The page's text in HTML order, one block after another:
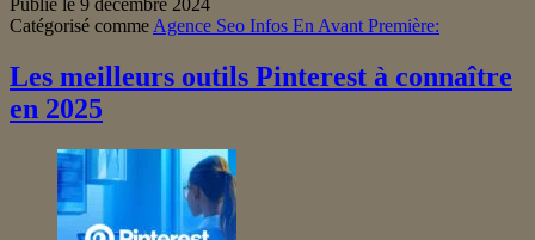
Google
matière
d’abus
Publié le 9 décembre 2024
Catégorisé comme Agence Seo Infos En Avant Première:
Les meilleurs outils Pinterest à connaître
en 2025